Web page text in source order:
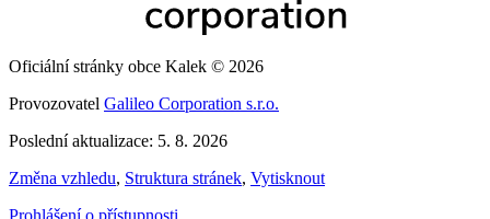
Oficiální stránky obce Kalek © 2026
Provozovatel Galileo Corporation s.r.o.
Poslední aktualizace: 5. 8. 2026
Změna vzhledu, Struktura stránek, Vytisknout